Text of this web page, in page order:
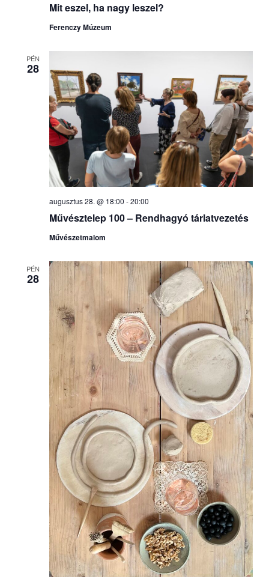
Mit eszel, ha nagy leszel?
Ferenczy Múzeum
PÉN
28
Művésztelep 100 – Rendhagyó tárlatvezetés
augusztus 28. @ 18:00 -20:00
Művészetmalom
PÉN
28